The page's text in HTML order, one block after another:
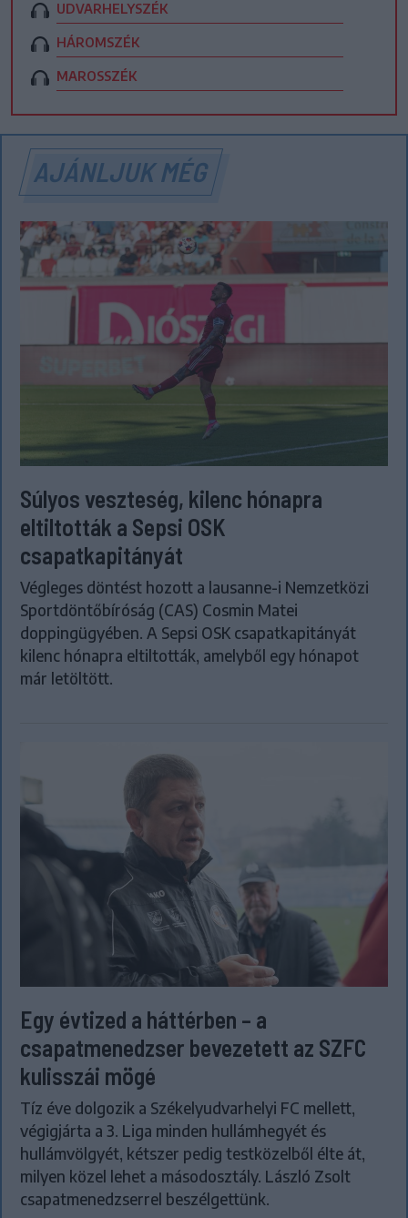
UDVARHELYSZÉK
HÁROMSZÉK
MAROSSZÉK
AJÁNLJUK MÉG
Súlyos veszteség, kilenc hónapra
eltiltották a Sepsi OSK
csapatkapitányát
Végleges döntést hozott a lausanne-i Nemzetközi
Sportdöntőbíróság (CAS) Cosmin Matei
doppingügyében. A Sepsi OSK csapatkapitányát
kilenc hónapra eltiltották, amelyből egy hónapot
már letöltött.
Egy évtized a háttérben – a
csapatmenedzser bevezetett az SZFC
kulisszái mögé
Tíz éve dolgozik a Székelyudvarhelyi FC mellett,
végigjárta a 3. Liga minden hullámhegyét és
hullámvölgyét, kétszer pedig testközelből élte át,
milyen közel lehet a másodosztály. László Zsolt
csapatmenedzserrel beszélgettünk.